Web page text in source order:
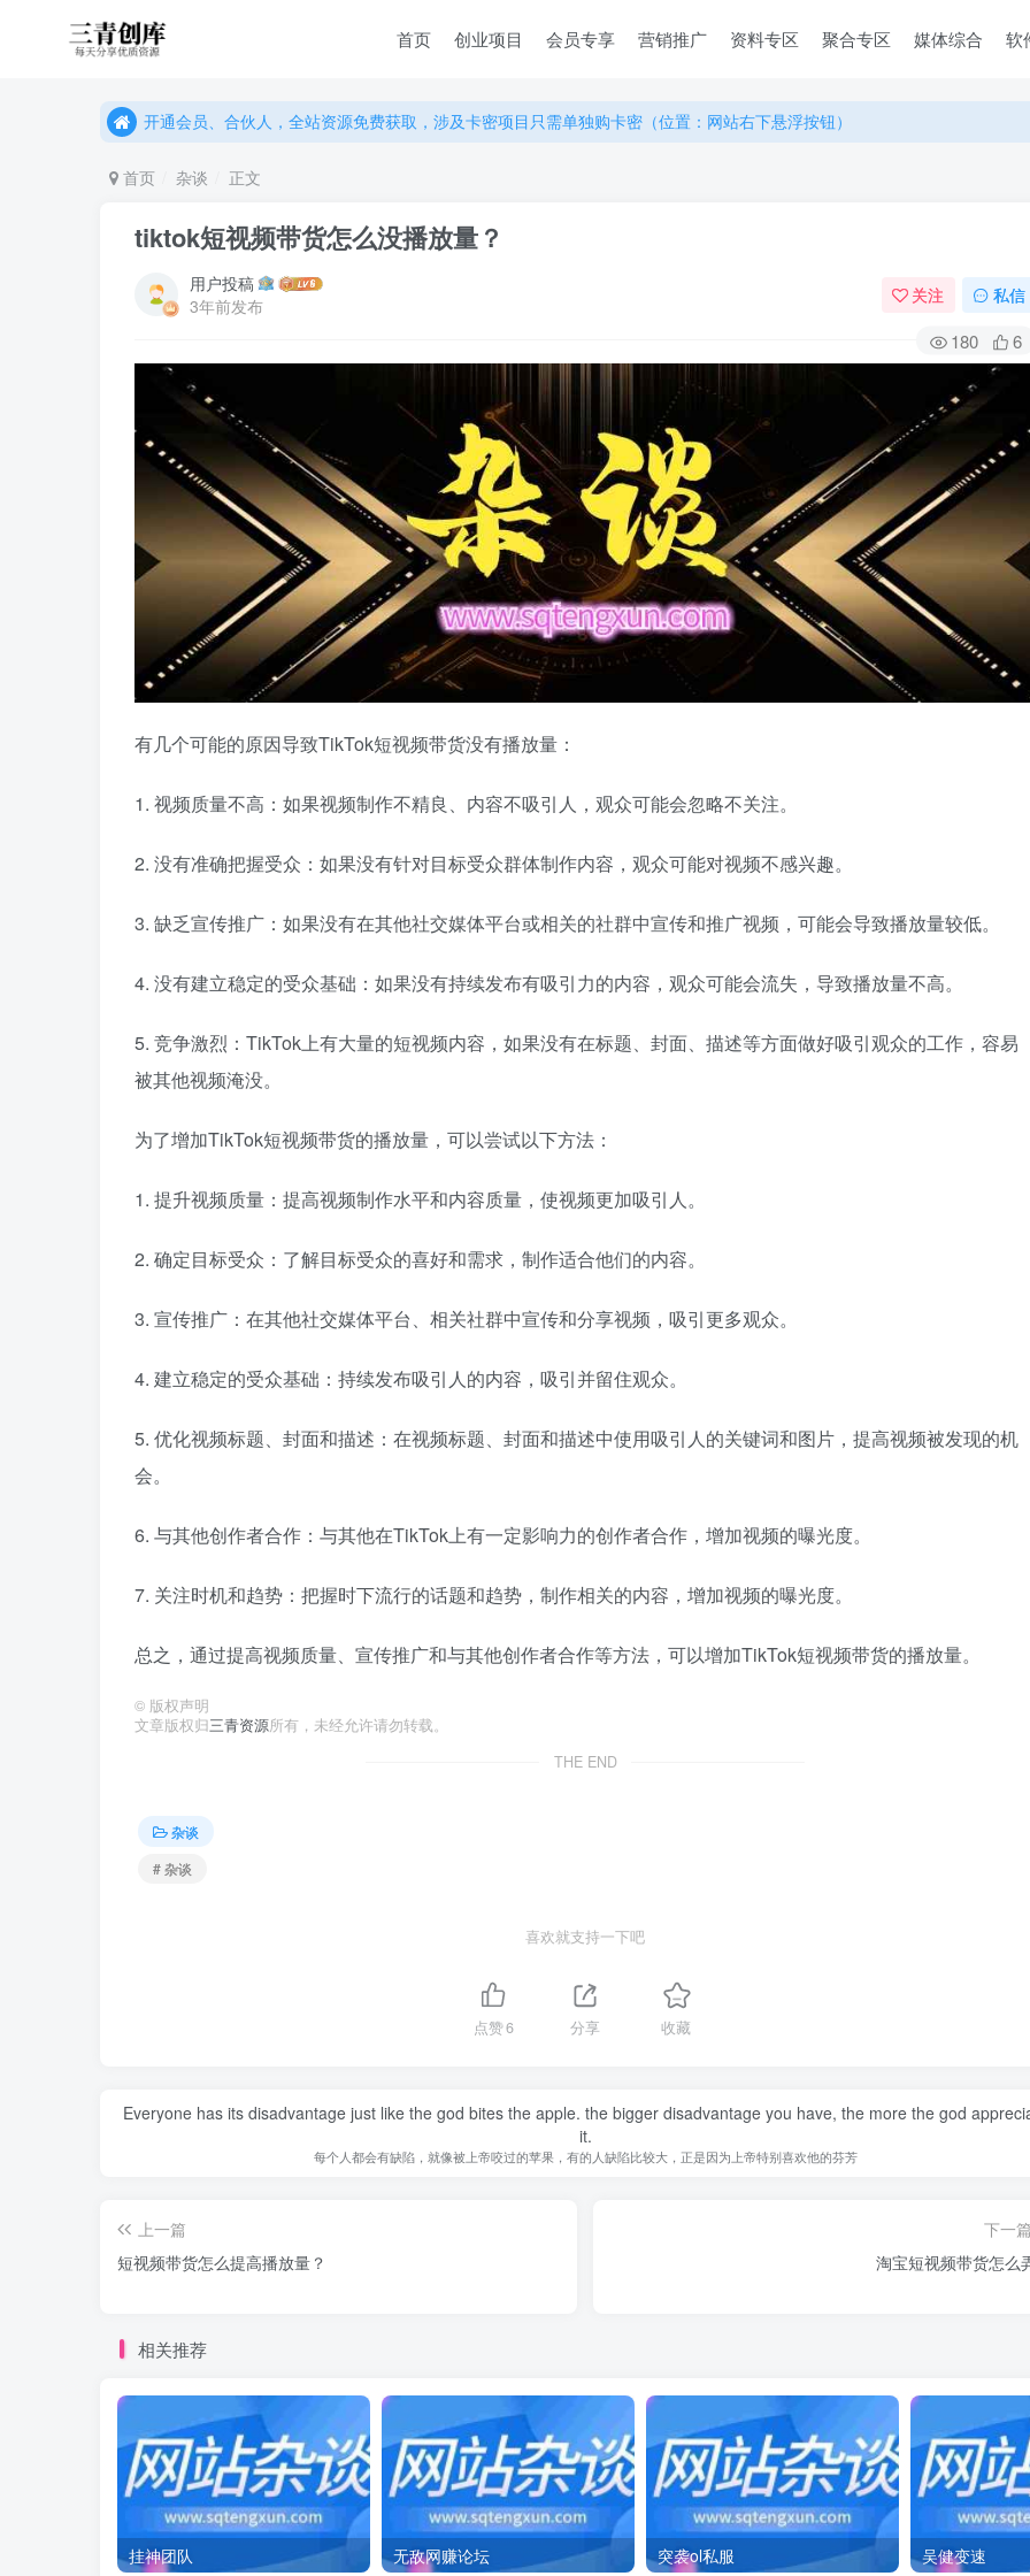
首页 创业项目 会员专享 营销推广 资料专区 聚合专区 媒体综合 软
开通会员、合伙人，全站资源免费获取，涉及卡密项目只需单独购卡密（位置：网站右下悬浮按钮）
开通会员、合伙人，全站资源免费获取，涉及卡密项目只需单独购卡密（位置：网站右下悬浮按钮）
首页 杂谈 正文
tiktok短视频带货怎么没播放量？
用户投稿
3年前发布
关注 私信
180 6
有几个可能的原因导致TikTok短视频带货没有播放量：
1. 视频质量不高：如果视频制作不精良、内容不吸引人，观众可能会忽略不关注。
2. 没有准确把握受众：如果没有针对目标受众群体制作内容，观众可能对视频不感兴趣。
3. 缺乏宣传推广：如果没有在其他社交媒体平台或相关的社群中宣传和推广视频，可能会导致播放量较低。
4. 没有建立稳定的受众基础：如果没有持续发布有吸引力的内容，观众可能会流失，导致播放量不高。
5. 竞争激烈：TikTok上有大量的短视频内容，如果没有在标题、封面、描述等方面做好吸引观众的工作，容易
被其他视频淹没。
为了增加TikTok短视频带货的播放量，可以尝试以下方法：
1. 提升视频质量：提高视频制作水平和内容质量，使视频更加吸引人。
2. 确定目标受众：了解目标受众的喜好和需求，制作适合他们的内容。
3. 宣传推广：在其他社交媒体平台、相关社群中宣传和分享视频，吸引更多观众。
4. 建立稳定的受众基础：持续发布吸引人的内容，吸引并留住观众。
5. 优化视频标题、封面和描述：在视频标题、封面和描述中使用吸引人的关键词和图片，提高视频被发现的机
会。
6. 与其他创作者合作：与其他在TikTok上有一定影响力的创作者合作，增加视频的曝光度。
7. 关注时机和趋势：把握时下流行的话题和趋势，制作相关的内容，增加视频的曝光度。
总之，通过提高视频质量、宣传推广和与其他创作者合作等方法，可以增加TikTok短视频带货的播放量。
© 版权声明
文章版权归三青资源所有，未经允许请勿转载。
THE END
杂谈
# 杂谈
喜欢就支持一下吧
点赞6 分享 收藏
Everyone has its disadvantage just like the god bites the apple. the bigger disadvantage you have, the more the god
it.
每个人都会有缺陷，就像被上帝咬过的苹果，有的人缺陷比较大，正是因为上帝特别喜欢他的芬芳
上一篇
短视频带货怎么提高播放量？
下一篇
淘宝短视频带货怎么
相关推荐
挂神团队 无敌网赚论坛 突袭ol私服 吴健变速